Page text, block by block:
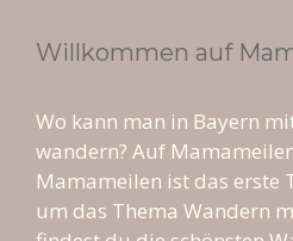
o
k
a st
Willkommen auf
Wo kann man in Bayern
wandern? Auf
Mamameilen ist das erste
um das Thema Wandern